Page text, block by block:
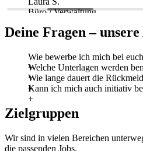
Büro / Verwaltung
Deine Fragen –
Wie bewerbe ich mich bei
Welche Unterlagen werden
Wie lange dauert die
Kann ich mich auch initiativ
Zielgruppen
Wir sind in vielen Bereichen
die passenden Jobs.